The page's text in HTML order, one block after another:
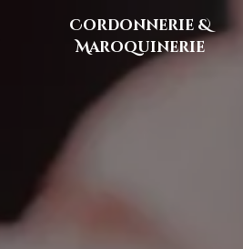
Cordonnerie &
Maroquinerie